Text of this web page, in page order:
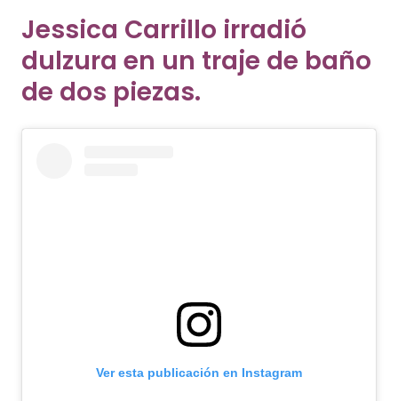
Jessica Carrillo irradió
dulzura en un traje de baño
de dos piezas.
Ver esta publicación en Instagram